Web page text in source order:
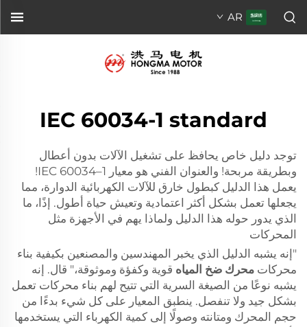
AR
IEC 60034-1 standard
توجد دليل خاص يحافظ على تشغيل الآلات بدون أعطال
وبطريقة مربحة! والعنوان الفني هو معيار IEC 60034–1!
يعمل هذا الدليل كبطول خارق للآلات الكهربائية الدوارة، مما
يجعلها تعمل بشكل أكثر اعتمادية وتعيش حياة أطول. إذًا، ما
الذي يدور حوله هذا الدليل ولماذا يهم في الأجهزة مثل
المحركات
"إنه يشبه الدليل الذي يخبر المهندسين والمصنعين بكيفية بناء
محركات محرك ضخ المياه قوية وكفؤة وموثوقة،" قال. إنه
يشبه نوعًا من الصيغة السرية التي تتيح لهم بناء محركات تعمل
بشكل جيد ولا تنفصل. ينطبق المعيار على كل شيء بدءًا من
حجم المحرك ومتانته وصولًا إلى كمية الكهرباء التي يستخدمها